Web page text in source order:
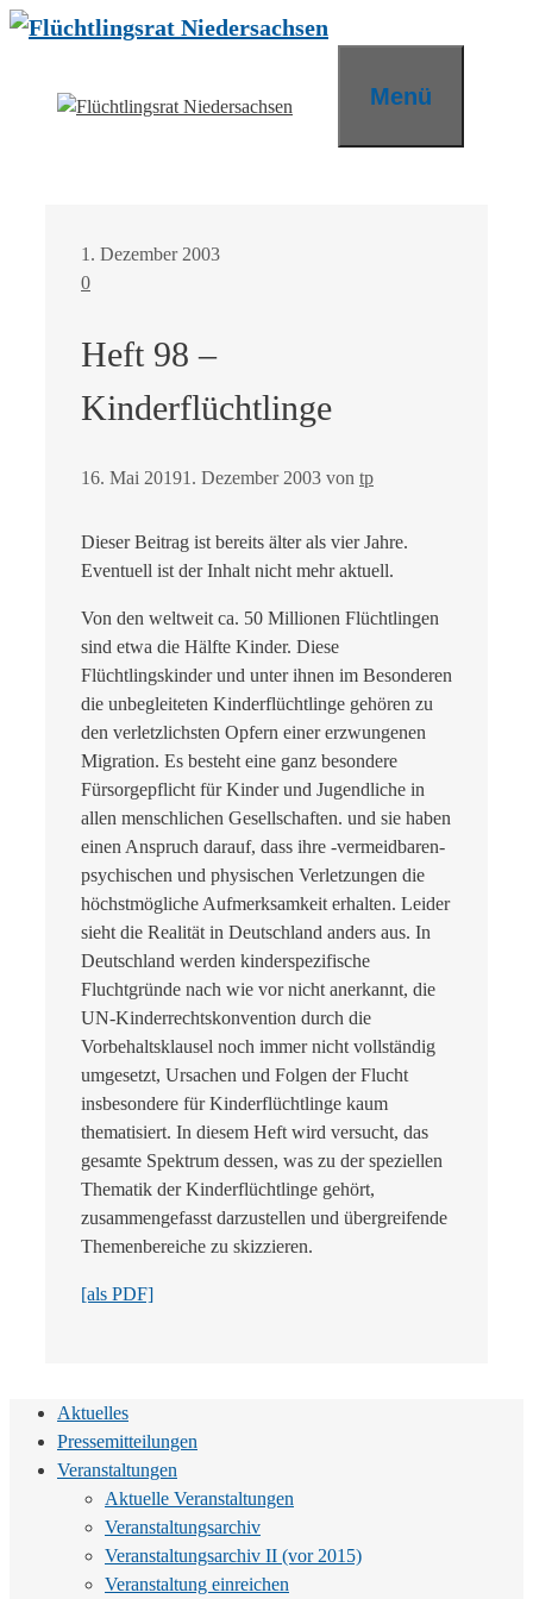
Zum
Menü
1. Dezember 2003
0
Heft 98 –
Kinderflüchtlinge
16. Mai 20191. Dezember 2003 von tp
Dieser Beitrag ist bereits älter als vier Jahre.
Eventuell ist der Inhalt nicht mehr aktuell.
Von den weltweit ca. 50 Millionen Flüchtlingen
sind etwa die Hälfte Kinder. Diese
Flüchtlingskinder und unter ihnen im Besonderen
die unbegleiteten Kinderflüchtlinge gehören zu
den verletzlichsten Opfern einer erzwungenen
Migration. Es besteht eine ganz besondere
Fürsorgepflicht für Kinder und Jugendliche in
allen menschlichen Gesellschaften. und sie haben
einen Anspruch darauf, dass ihre -vermeidbaren-
psychischen und physischen Verletzungen die
höchstmögliche Aufmerksamkeit erhalten. Leider
sieht die Realität in Deutschland anders aus. In
Deutschland werden kinderspezifische
Fluchtgründe nach wie vor nicht anerkannt, die
UN-Kinderrechtskonvention durch die
Vorbehaltsklausel noch immer nicht vollständig
umgesetzt, Ursachen und Folgen der Flucht
insbesondere für Kinderflüchtlinge kaum
thematisiert. In diesem Heft wird versucht, das
gesamte Spektrum dessen, was zu der speziellen
Thematik der Kinderflüchtlinge gehört,
zusammengefasst darzustellen und übergreifende
Themenbereiche zu skizzieren.
[als PDF]
Aktuelles
Pressemitteilungen
Veranstaltungen
Aktuelle Veranstaltungen
Veranstaltungsarchiv
Veranstaltungsarchiv II (vor 2015)
Veranstaltung einreichen